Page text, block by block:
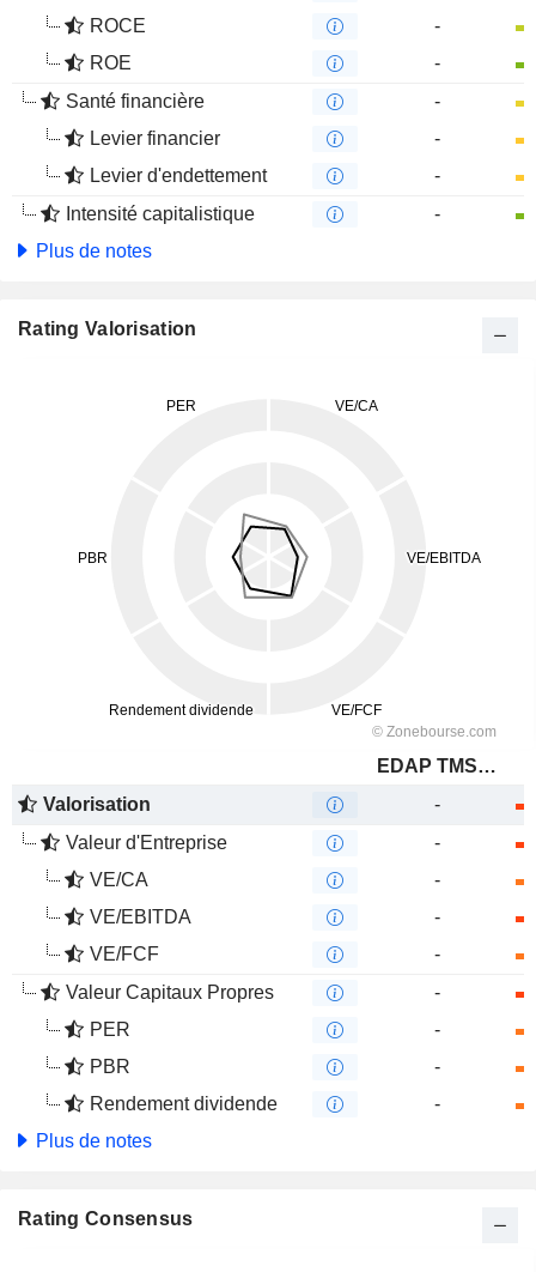
ROCE
-
ROE
-
Santé financière
-
Levier financier
-
Levier d'endettement
-
Intensité capitalistique
-
Plus de notes
Rating Valorisation
EDAP TMS S.A.
Valorisation
-
Valeur d'Entreprise
-
VE/CA
-
VE/EBITDA
-
VE/FCF
-
Valeur Capitaux Propres
-
PER
-
PBR
-
Rendement dividende
-
Plus de notes
Rating Consensus